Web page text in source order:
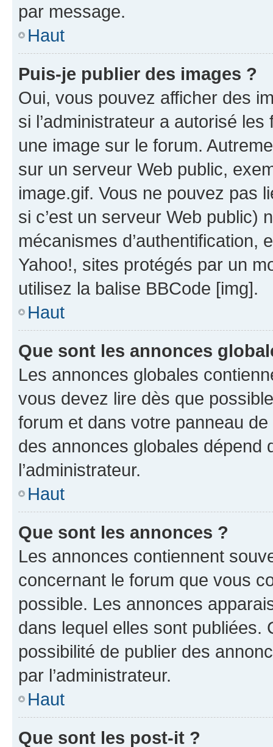
par message.
Haut
Puis-je publier des images ?
Oui, vous pouvez afficher des
si l’administrateur a autorisé
une image sur le forum.
sur un serveur Web public,
image.gif. Vous ne pouvez pas
si c’est un serveur Web public)
mécanismes d’authentification,
Yahoo!, sites protégés par un
utilisez la balise BBCode [img].
Haut
Que sont les annonces
Les annonces globales
vous devez lire dès que
forum et dans votre panneau
des annonces globales dépend
l’administrateur.
Haut
Que sont les annonces ?
Les annonces contiennent
concernant le forum que vous
possible. Les annonces
dans lequel elles sont publiées.
possibilité de publier des
par l’administrateur.
Haut
Que sont les post-it ?